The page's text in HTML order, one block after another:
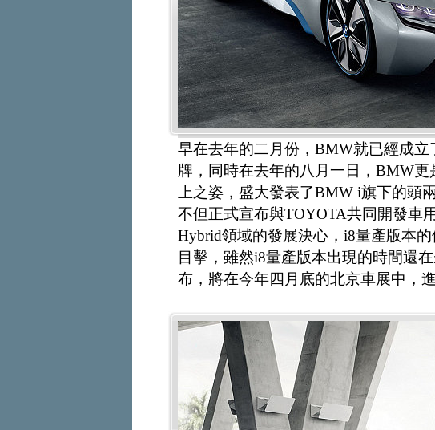
早在去年的二月份，BMW就已經成
牌，同時在去年的八月一日，BMW
上之姿，盛大發表了BMW i旗下的頭
不但正式宣布與TOYOTA共同開發車
Hybrid領域的發展決心，i8量產版本
目擊，雖然i8量產版本出現的時間還
布，將在今年四月底的北京車展中，